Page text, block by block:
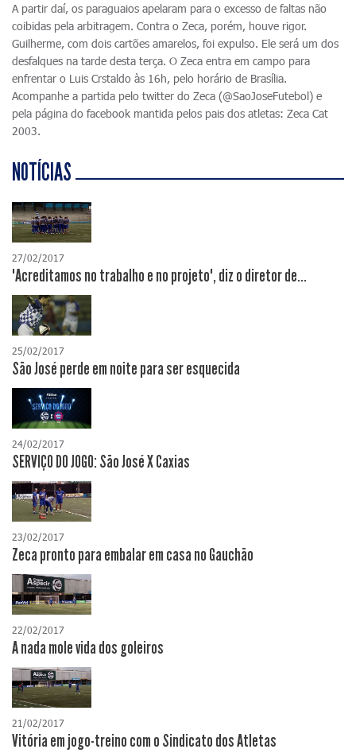
A partir daí, os paraguaios apelaram para o excesso de faltas não
coibidas pela arbitragem. Contra o Zeca, porém, houve rigor.
Guilherme, com dois cartões amarelos, foi expulso. Ele será um dos
desfalques na tarde desta terça. O Zeca entra em campo para
enfrentar o Luis Crstaldo às 16h, pelo horário de Brasília.
Acompanhe a partida pelo twitter do Zeca (@SaoJoseFutebol) e
pela página do facebook mantida pelos pais dos atletas: Zeca Cat
2003.
NOTÍCIAS
27/02/2017
"Acreditamos no trabalho e no projeto", diz o diretor de...
25/02/2017
São José perde em noite para ser esquecida
24/02/2017
SERVIÇO DO JOGO: São José X Caxias
23/02/2017
Zeca pronto para embalar em casa no Gauchão
22/02/2017
A nada mole vida dos goleiros
21/02/2017
Vitória em jogo-treino com o Sindicato dos Atletas